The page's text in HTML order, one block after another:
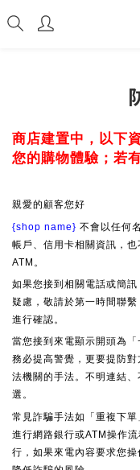
商店建置中，以下
您的購物體驗；若
親愛的顧客您好
{shop name} 不會以任何
帳戶、信用卡相關資訊，
ATM。
如果您接到相關電話或簡
疑慮，敬請於第一時間聯繫
進行確認。
當您接到來電顯示開頭為
務必提高警覺，更要提防
法機關的手法。不明連結
選。
常見詐騙手法如「重複下
進行網路銀行或ATM操作
行，如果來電內容要求您